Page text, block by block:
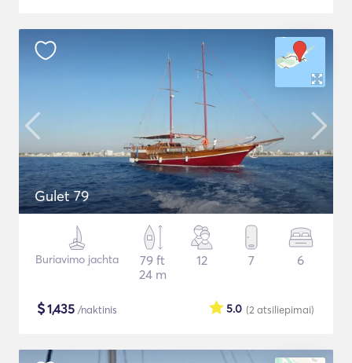
Gulet 79
Buriavimo jachta
79 ft
24 m
12 7 6
$1,435 /naktinis (2 atsiliepimai)
5.0